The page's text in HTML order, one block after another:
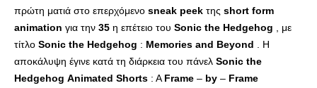
πρώτη ματιά στο επερχόμενο sneak peek της short form
animation για την 35 η επέτειο του Sonic the Hedgehog , με
τίτλο Sonic the Hedgehog : Memories and Beyond . Η
αποκάλυψη έγινε κατά τη διάρκεια του πάνελ Sonic the
Hedgehog Animated Shorts : A Frame – by – Frame